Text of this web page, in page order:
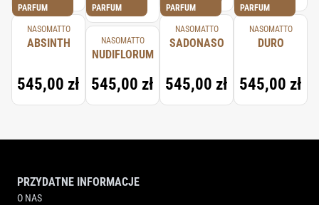
PARFUM
NASOMATTO
ABSINTH
545,00 zł
PARFUM
NASOMATTO
NUDIFLORUM
545,00 zł
PARFUM
NASOMATTO
SADONASO
545,00 zł
PARFUM
NASOMATTO
DURO
545,00 zł
PRZYDATNE INFORMACJE
O NAS